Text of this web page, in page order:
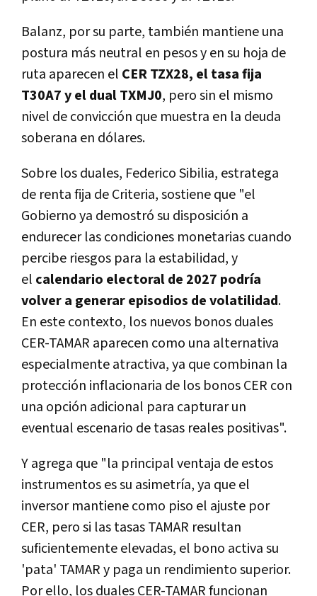
Balanz, por su parte, también mantiene una
postura más neutral en pesos y en su hoja de
ruta aparecen el CER TZX28, el tasa fija
T30A7 y el dual TXMJ0, pero sin el mismo
nivel de convicción que muestra en la deuda
soberana en dólares.
Sobre los duales, Federico Sibilia, estratega
de renta fija de Criteria, sostiene que "el
Gobierno ya demostró su disposición a
endurecer las condiciones monetarias cuando
percibe riesgos para la estabilidad, y
el calendario electoral de 2027 podría
volver a generar episodios de volatilidad.
En este contexto, los nuevos bonos duales
CER-TAMAR aparecen como una alternativa
especialmente atractiva, ya que combinan la
protección inflacionaria de los bonos CER con
una opción adicional para capturar un
eventual escenario de tasas reales positivas".
Y agrega que "la principal ventaja de estos
instrumentos es su asimetría, ya que el
inversor mantiene como piso el ajuste por
CER, pero si las tasas TAMAR resultan
suficientemente elevadas, el bono activa su
'pata' TAMAR y paga un rendimiento superior.
Por ello, los duales CER-TAMAR funcionan